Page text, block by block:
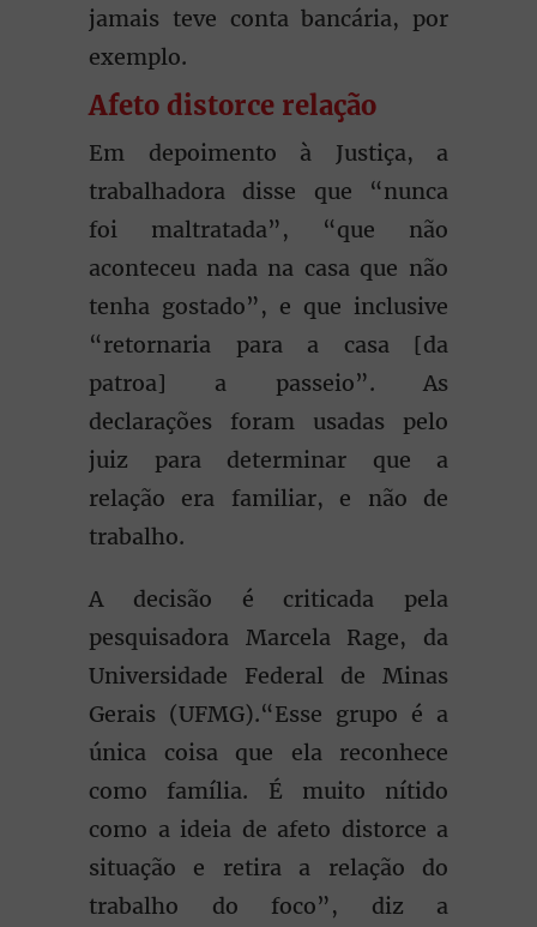
jamais teve conta bancária, por
exemplo.
Afeto distorce relação
Em depoimento à Justiça, a
trabalhadora disse que “nunca
foi maltratada”, “que não
aconteceu nada na casa que não
tenha gostado”, e que inclusive
“retornaria para a casa [da
patroa] a passeio”. As
declarações foram usadas pelo
juiz para determinar que a
relação era familiar, e não de
trabalho.
A decisão é criticada pela
pesquisadora Marcela Rage, da
Universidade Federal de Minas
Gerais (UFMG).“Esse grupo é a
única coisa que ela reconhece
como família. É muito nítido
como a ideia de afeto distorce a
situação e retira a relação do
trabalho do foco”, diz a